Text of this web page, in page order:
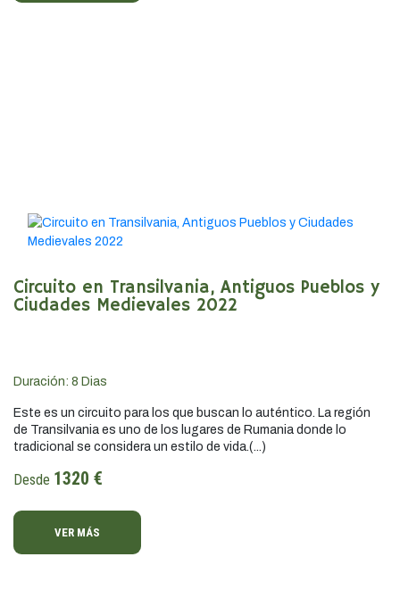
Circuito en Transilvania, Antiguos Pueblos y
Ciudades Medievales 2022
Duración: 8 Dias
Este es un circuito para los que buscan lo auténtico. La región
de Transilvania es uno de los lugares de Rumania donde lo
tradicional se considera un estilo de vida.(...)
Desde 1320 €
VER MÁS